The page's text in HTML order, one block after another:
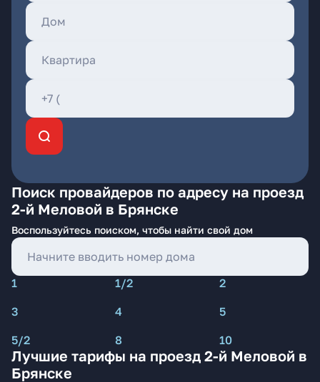
Поиск провайдеров по адресу на проезд
2-й Меловой в Брянске
Воспользуйтесь поиском, чтобы найти свой дом
1 1/2
2
3
4
5
5/2
8 10
Лучшие тарифы на проезд 2-й Меловой в
Брянске